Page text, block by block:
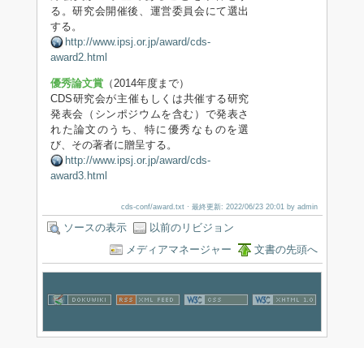
る。研究会開催後、運営委員会にて選出
する。
http://www.ipsj.or.jp/award/cds-
award2.html
優秀論文賞 （2014年度まで）
CDS研究会が主催もしくは共催する研究
発表会（シンポジウムを含む）で発表さ
れた論文のうち、特に優秀なものを選
び、その著者に贈呈する。
http://www.ipsj.or.jp/award/cds-
award3.html
cds-conf/award.txt · 最終更新: 2022/06/23 20:01 byadmin
ソースの表示
以前のリビジョン
メディアマネージャー
文書の先頭へ